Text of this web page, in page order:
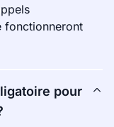
fonctionneront
pour